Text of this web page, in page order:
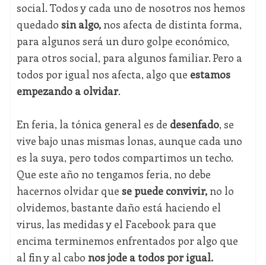
social. Todos y cada uno de nosotros nos hemos
quedado sin algo,nos afecta de distinta forma,
para algunos será un duro golpe económico,
para otros social, para algunos familiar. Pero a
todos por igual nos afecta, algo que estamos
empezando a olvidar.
En feria, la tónica general es de desenfado, se
vive bajo unas mismas lonas, aunque cada uno
es la suya, pero todos compartimos un techo.
Que este año no tengamos feria, no debe
hacernos olvidar que se puede convivir,no lo
olvidemos, bastante daño está haciendo el
virus, las medidas y el Facebook para que
encima terminemos enfrentados por algo que
al fin y al cabo nos jode a todos por igual.